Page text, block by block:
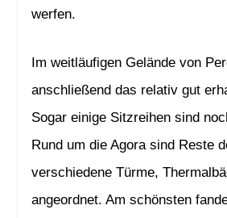
werfen.
Im weitläufigen Gelände von
anschließend das relativ gut
Sogar einige Sitzreihen sind
Rund um die Agora sind Reste
verschiedene Türme,
angeordnet. Am schönsten